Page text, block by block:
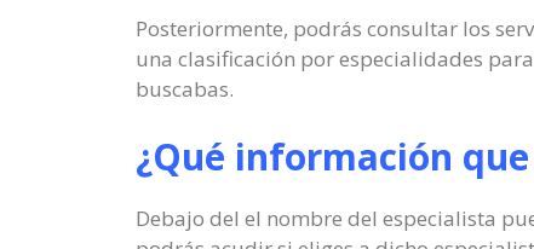
Posteriormente, podrás consultar los
una clasificación por especialidades
buscabas.
¿Qué información
Debajo del el nombre del especialista